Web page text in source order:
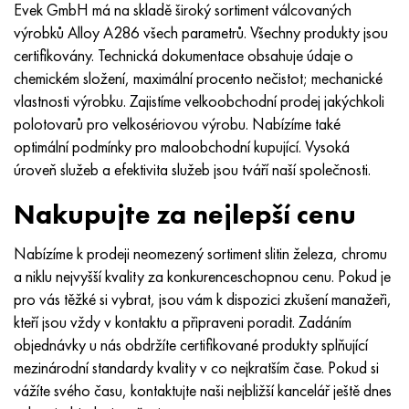
Evek GmbH má na skladě široký sortiment válcovaných
výrobků Alloy A286 všech parametrů. Všechny produkty jsou
certifikovány. Technická dokumentace obsahuje údaje o
chemickém složení, maximální procento nečistot; mechanické
vlastnosti výrobku. Zajistíme velkoobchodní prodej jakýchkoli
polotovarů pro velkosériovou výrobu. Nabízíme také
optimální podmínky pro maloobchodní kupující. Vysoká
úroveň služeb a efektivita služeb jsou tváří naší společnosti.
Nakupujte za nejlepší cenu
Nabízíme k prodeji neomezený sortiment slitin železa, chromu
a niklu nejvyšší kvality za konkurenceschopnou cenu. Pokud je
pro vás těžké si vybrat, jsou vám k dispozici zkušení manažeři,
kteří jsou vždy v kontaktu a připraveni poradit. Zadáním
objednávky u nás obdržíte certifikované produkty splňující
mezinárodní standardy kvality v co nejkratším čase. Pokud si
vážíte svého času, kontaktujte naši nejbližší kancelář ještě dnes
MP159
Multimet n155
Nicrofer 5923 hMo
Nicrofer 6030
Nitronic 60
Nitronik 75
Nimonic 80a
56DGNH
68NKhVKTYu
79NM, Magnifer 7904
80NM
81HMA
Druhy přesných slitin
Termobimetaly
HN73MBTYu
XN70YU
HN75 MBTYu
XN75TBYu
XN77TYUR
HN78Т
HN80TBY
N65M, EP982
5B
TL5
V 6
TS-6
40 titan
1.4567 - AISI 304Cu
1,4570-aisi303Cu
1.4574 - Slitina PH 15-7 Mo®
1.4580 - AISI 316Cb
Slitina 28 - 1,4563
Slitina 31 - 1,4562
Alloy 254smo® - 1,4547
Slitina 926 - 1,4529
15X16H2AM
18X11MNFB
18X12VMBFR
20X12VNMF
37X12N8G8MFB
40X10X2M
40Х9С2
30X, AISI 5130, 30h
30hgs, 30hgs
30hgsa, 30hgsa
30hgsn2a, 30hgsna
30хн3а, 31nicr14
34khn3ma, 36NiCrMo16, 35NiCrMo16
35hgs, 35hgs
35hgsa, 35hgsa